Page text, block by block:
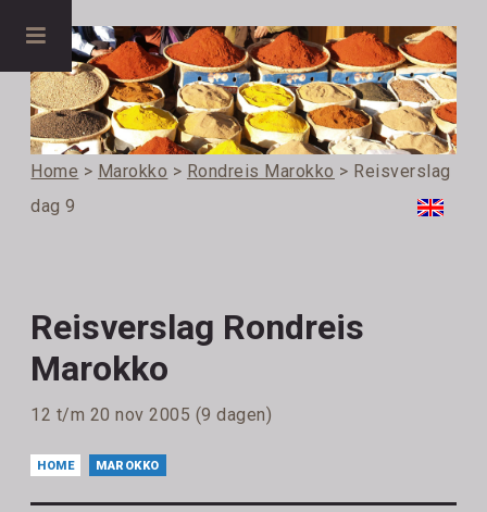
Home > Marokko > Rondreis Marokko > Reisverslag
dag 9
Reisverslag Rondreis
Marokko
12 t/m 20 nov 2005 (9 dagen)
HOME MAROKKO